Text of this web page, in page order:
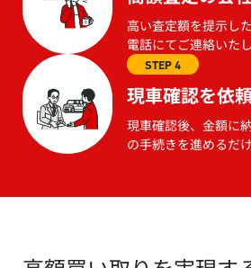
高い査定額を提示し
電話にてご連絡いたし
STEP 4
現車確認を依
現車確認後、金額に
の手続きを進めるだけ